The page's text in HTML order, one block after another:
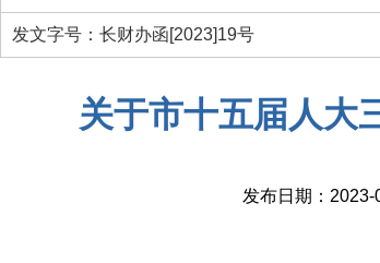
发文字号：长财办函[2023]19号
关于市十五届人大
发布日期：